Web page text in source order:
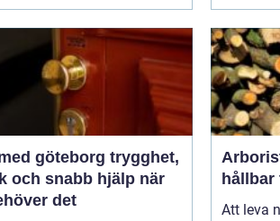
göteborg trygghet,
och snabb hjälp när
det
Arborist i
hållbar
Att leva